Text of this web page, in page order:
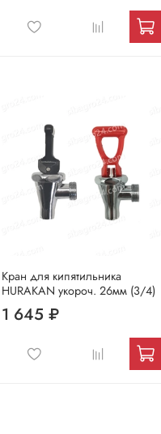
Кран для кипятильника
HURAKAN укороч. 26мм (3/4)
1 645 ₽